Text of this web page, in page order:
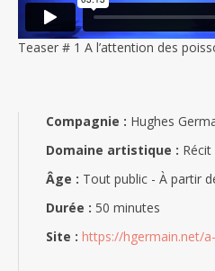
Teaser # 1 A l’attention des
Compagnie : Hughes
Domaine artistique :
Âge : Tout public - À partir
Durée : 50 minutes
Site : https://hgermain.net/